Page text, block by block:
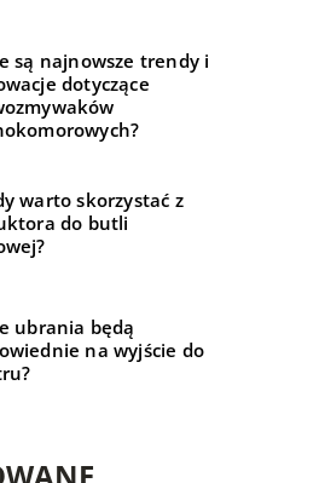
są najnowsze trendy i
dotyczące
warto skorzystać z
do butli
ubrania będą
na wyjście do